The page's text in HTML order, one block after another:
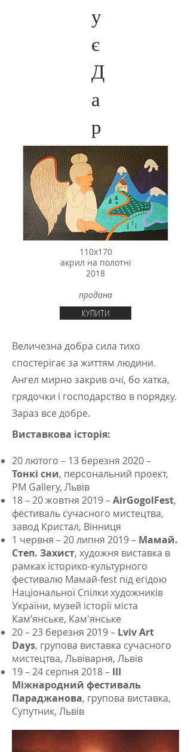
у
є
Д
а
р
110x170
акрил на полотні
2018
продана
КУПИТИ
Величезна добра сила тихо
спостерігає за життям людини.
Ангел мирно закрив очі, бо хатка,
грядочки і господарство в порядку.
Зараз все добре.
Виставкова історія:
20 лютого – 13 березня 2020 –
Тонкі сни, персональний проект,
PM Gallery, Львів
18 – 20 жовтня 2019 –AirGogolFest,
фестиваль сучасного мистецтва,
завод Кристал, Вінниця
1 червня – 20 липня 2019 – Мамай.
Степ. Захист, художня виставка в
рамках історико-культурного
фестивалю Мамай-fest під егідою
Національної Спілки художників
України, музей історії міста
Кам’янське, Кам'янське
20 – 23 березня 2019 – Lviv Art
Days, групова виставка сучасного
мистецтва, Львіварня, Львів
19 – 24 серпня 2018 – ІІІ
Міжнародний фестиваль
Параджанова, групова виставка,
Супутник, Львів